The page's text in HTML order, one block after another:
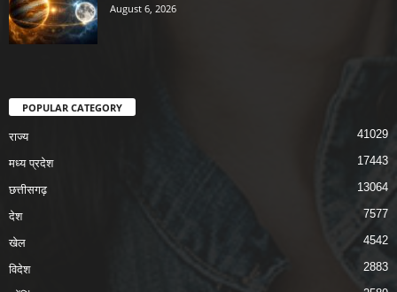
August 6, 2026
POPULAR CATEGORY
राज्य 41029
मध्य प्रदेश 17443
छत्तीसगढ़ 13064
देश 7577
खेल 4542
विदेश 2883